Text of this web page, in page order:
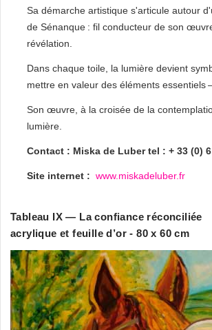
Sa démarche artistique s'articule autour
de Sénanque : fil conducteur de son
révélation.
Dans chaque toile, la lumière devient
mettre en valeur des éléments
Son œuvre, à la croisée de la
lumière.
Contact : Miska de Luber tel : + 33 (0)
Site internet : www.miskadeluber.fr
Tableau IX — La confiance réconciliée
acrylique et feuille d’or - 80 x 60 cm